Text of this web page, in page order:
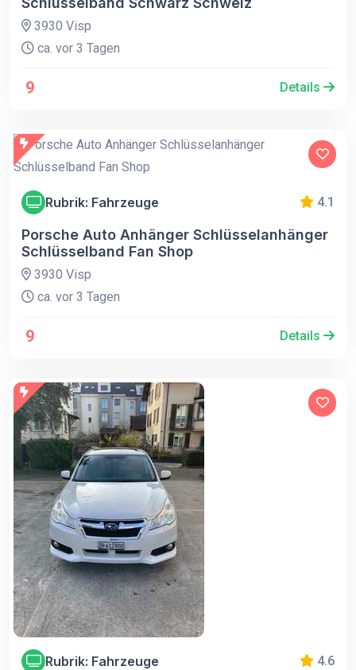
3930 Visp
ca. vor 3 Tagen
9 Details
Rubrik: Fahrzeuge 4.1
Porsche Auto Anhänger Schlüsselanhänger
Schlüsselband Fan Shop
3930 Visp
ca. vor 3 Tagen
9 Details
Rubrik: Fahrzeuge 4.6